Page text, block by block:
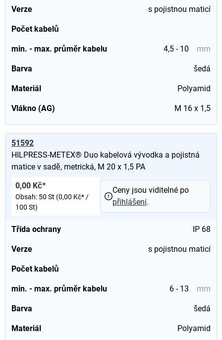
Verze s pojistnou maticí
Počet kabelů
min. - max. průměr kabelu 4,5 - 10 mm
Barva šedá
Materiál Polyamid
Vlákno (AG) M 16 x 1,5
51592
HILPRESS-METEX® Duo kabelová vývodka a pojistná
matice v sadě, metrická, M 20 x 1,5 PA
Třída ochrany IP 68
Verze s pojistnou maticí
Počet kabelů
min. - max. průměr kabelu 6 - 13 mm
Barva šedá
Materiál Polyamid
0,00 Kč*
Obsah: 50 St (0,00 Kč* /
100 St)
Ceny jsou viditelné po
přihlášení.